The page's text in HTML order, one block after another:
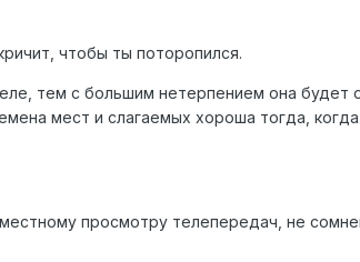
чтобы ты поторопился.
тем с большим нетерпением она будет
мест и слагаемых хороша тогда,
просмотру телепередач, не